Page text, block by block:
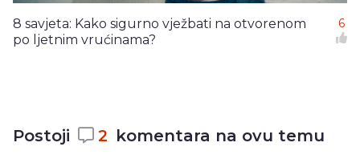
8 savjeta: Kako sigurno vježbati na otvorenom
po ljetnim vrućinama?
6
Postoji 2 komentara na ovu temu